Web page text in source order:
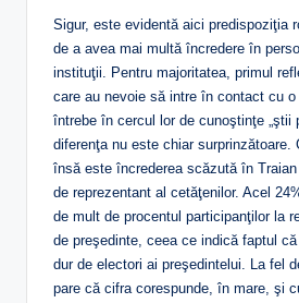
Sigur, este evidentă aici predispoziţia
de a avea mai multă încredere în
instituţii. Pentru majoritatea, primul
care au nevoie să intre în contact cu
întrebe în cercul lor de cunoştinţe „ştii
diferenţa nu este chiar surprinzătoare.
însă este încrederea scăzută în
de reprezentant al cetăţenilor. Acel
de mult de procentul participanţilor la
de preşedinte, ceea ce indică faptul
dur de electori ai preşedintelui. La fel
pare că cifra corespunde, în mare, şi